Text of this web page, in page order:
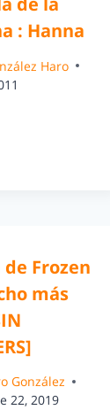
: Hanna
Haro
Frozen
más
González
22, 2019